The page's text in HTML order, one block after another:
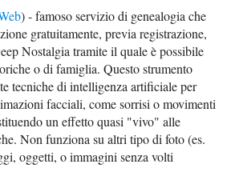
) - famoso servizio di genealogia che
gratuitamente, previa registrazione,
Nostalgia tramite il quale è possibile
o di famiglia. Questo strumento
tecniche di intelligenza artificiale per
facciali, come sorrisi o movimenti
un effetto quasi "vivo" alle
Non funziona su altri tipo di foto (es.
oggetti, o immagini senza volti